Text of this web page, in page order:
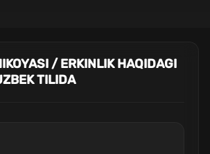
/ ERKINLIK HAQIDAGI
TILIDA